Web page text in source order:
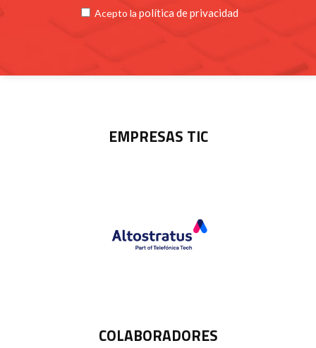
Acepto la política de privacidad
EMPRESAS TIC
COLABORADORES